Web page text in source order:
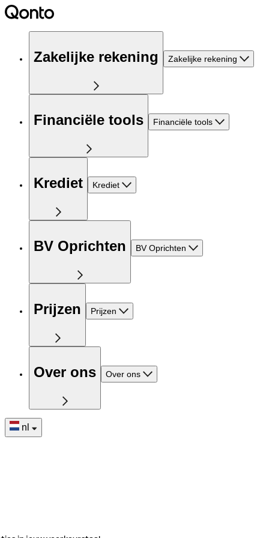
Zakelijke rekening Zakelijke rekening
Financiële tools Financiële tools
Krediet Krediet
BV Oprichten BV Oprichten
Prijzen Prijzen
Over ons Over ons
nl